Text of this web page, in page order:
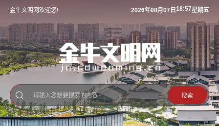
金牛文明网欢迎您! 2026年08月07日 18:57星期五
搜索